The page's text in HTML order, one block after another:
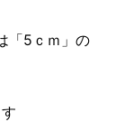
「5ｃｍ」の